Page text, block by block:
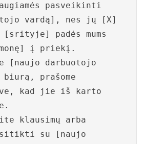
pasveikinti
vardą], nes jų [X]
padės mums
į priekį.
[naujo darbuotojo
prašome
kad jie iš karto
klausimų arba
su [naujo